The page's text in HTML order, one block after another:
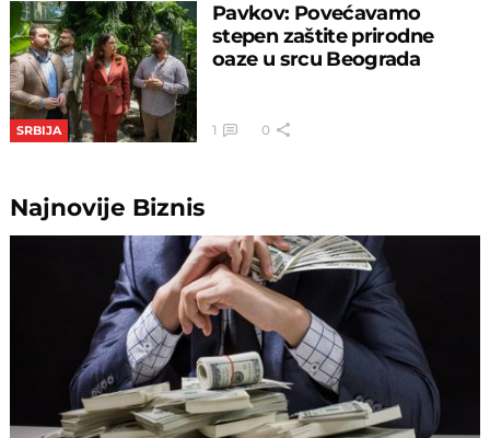
SRBIJA
Pavkov: Povećavamo
stepen zaštite prirodne
oaze u srcu Beograda
1 0
Najnovije Biznis